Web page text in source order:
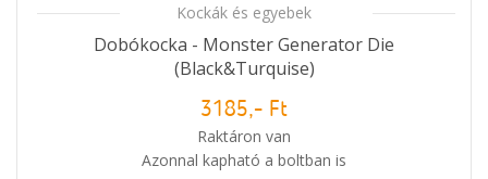
Kockák és egyebek
Dobókocka - Monster Generator Die
(Black&Turquise)
3185,- Ft
Raktáron van
Azonnal kapható a boltban is